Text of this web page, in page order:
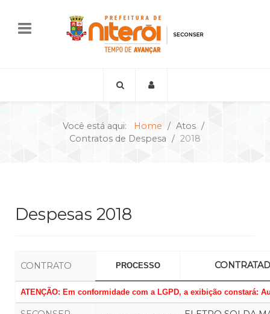
Você está aqui: Home
Atos
Contratos de Despesa
2018
Despesas 2018
CONTRATO PROCESSO
ATENÇÃO: Em conformidade com a LGPD, a exibição constará: